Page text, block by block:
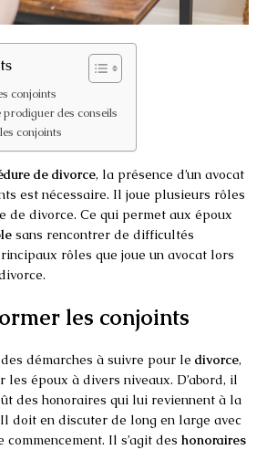
conjoints
des conseils
conjoints
de divorce, la présence d’un avocat
est nécessaire. Il joue plusieurs rôles
de divorce. Ce qui permet aux époux
sans rencontrer de difficultés
rôles que joue un avocat lors
les conjoints
démarches à suivre pour le divorce,
les époux à divers niveaux. D’abord, il
des honoraires qui lui reviennent à la
doit en discuter de long en large avec
commencement. Il s’agit des honoraires